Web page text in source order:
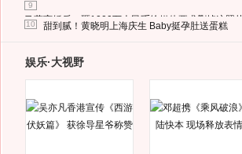
9
马蓉离婚后，砸1000万人民币给媒体要求删掉这照片
10 甜到腻！黄晓明上海庆生 Baby挺孕肚送蛋糕
娱乐·大视野